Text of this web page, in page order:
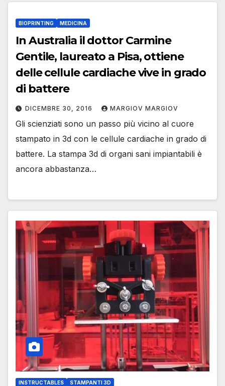
BIOPRINTING MEDICINA
In Australia il dottor Carmine
Gentile, laureato a Pisa, ottiene
delle cellule cardiache vive in grado
di battere
DICEMBRE 30, 2016 MARGIOV MARGIOV
Gli scienziati sono un passo più vicino al cuore
stampato in 3d con le cellule cardiache in grado di
battere. La stampa 3d di organi sani impiantabili è
ancora abbastanza…
INSTRUCTABLES STAMPANTI 3D